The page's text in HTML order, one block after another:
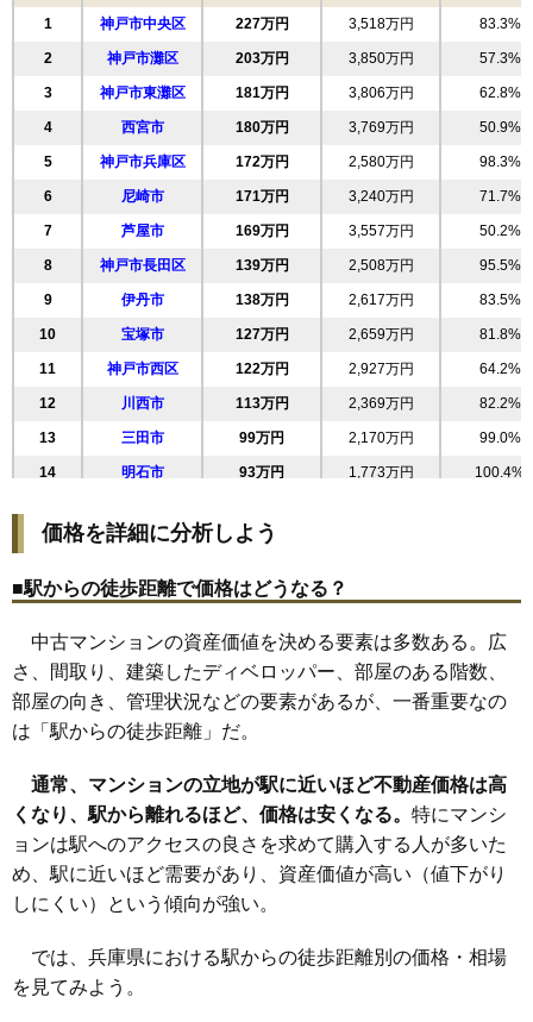
交通 日生中央駅（9分）
相場 1,960万円～2,160万円
(20.6万円/㎡~22.7万円/㎡)
マンションナビで
無料一括査定をする
西宮マリナパークシティ杜のまち3番館
兵庫県西宮市西宮浜4丁目
相場 2,810万円～3,010万円
(32.7万円/㎡~35.0万円/㎡)
マンションナビで
無料一括査定をする
プラウドシティ神戸名谷
4,540万円～4,840万円
(57.5万円/㎡~61.3万円/㎡)
マンションナビで
無料一括査定をする
トーカンマンション新三田
住所 兵庫県三田市大原
交通 三田駅（11分）、新三田駅（11分）
相場 1,080万円～1,280万円
(14.4万円/㎡~17.1万円/㎡)
無料一括査定をする
1 神戸市中央区 227万円 3,518万円 83.3%
2 神戸市灘区 203万円 3,850万円 57.3%
3 神戸市東灘区 181万円 3,806万円 62.8%
4 西宮市 180万円 3,769万円 50.9%
5 神戸市兵庫区 172万円 2,580万円 98.3%
6 尼崎市 171万円 3,240万円 71.7%
7 芦屋市 169万円 3,557万円 50.2%
8 神戸市長田区 139万円 2,508万円 95.5%
9 伊丹市 138万円 2,617万円 83.5%
10 宝塚市 127万円 2,659万円 81.8%
11 神戸市西区 122万円 2,927万円 64.2%
12 川西市 113万円 2,369万円 82.2%
13 三田市 99万円 2,170万円 99.0%
14 明石市 93万円 1,773万円 100.4%
16 神戸市垂水区 87万円
17 猪名川町 87万円
19 神戸市北区 77万円 1,688万円 93.4%
20 神戸市須磨区 75万円 1,578万円 59.0%
価格を詳細に分析しよう
■駅からの徒歩距離で価格はどうなる？
中古マンションの資産価値を決める要素は多数ある。広
さ、間取り、建築したディベロッパー、部屋のある階数、
部屋の向き、管理状況などの要素があるが、一番重要なの
は「駅からの徒歩距離」だ。
通常、マンションの立地が駅に近いほど不動産価格は高
くなり、駅から離れるほど、価格は安くなる。 特にマンシ
ョンは駅へのアクセスの良さを求めて購入する人が多いた
め、駅に近いほど需要があり、資産価値が高い（値下がり
しにくい）という傾向が強い。
では、兵庫県における駅からの徒歩距離別の価格・相場
を見てみよう。